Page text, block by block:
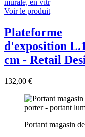
Voir le produit
Plateforme
d'exposition
cm - Retail
132,00 €
Portant magasin